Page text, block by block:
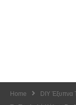
Home
DIY Έξυπνα